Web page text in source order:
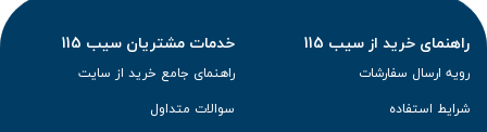
راهنمای خرید از سیب 115
رویه ارسال سفارشات
شرایط استفاده
خدمات مشتریان سیب 115
راهنمای جامع خرید از سایت
سوالات متداول